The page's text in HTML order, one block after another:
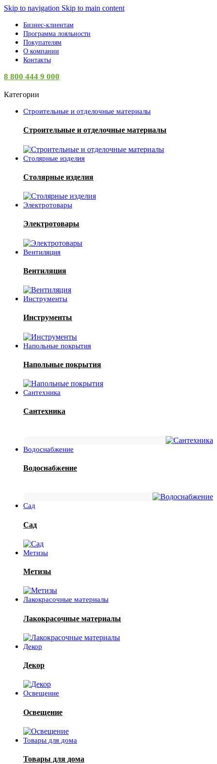
Skip to navigation Skip to main content
Бизнес-клиентам
Программа лояльности
Покупателям
О компании
Контакты
8 800 444 9 000
Категории
Строительные и отделочные материалы
Строительные и отделочные материалы
Столярные изделия
Столярные изделия
Электротовары
Электротовары
Вентиляция
Вентиляция
Инструменты
Инструменты
Напольные покрытия
Напольные покрытия
Сантехника
Сантехника
Водоснабжение
Водоснабжение
Сад
Сад
Метизы
Метизы
Лакокрасочные материалы
Лакокрасочные материалы
Декор
Декор
Освещение
Освещение
Товары для дома
Товары для дома